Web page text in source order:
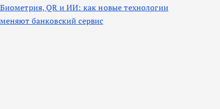
Биометрия, QR и ИИ: как новые технологии
меняют банковский сервис